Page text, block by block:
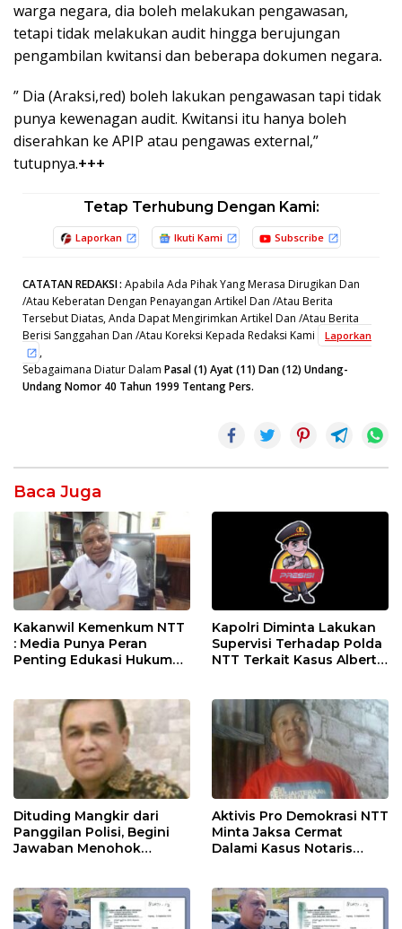
warga negara, dia boleh melakukan pengawasan,
tetapi tidak melakukan audit hingga berujungan
pengambilan kwitansi dan beberapa dokumen negara.
” Dia (Araksi,red) boleh lakukan pengawasan tapi tidak
punya kewenagan audit. Kwitansi itu hanya boleh
diserahkan ke APIP atau pengawas external,”
tutupnya.+++
Tetap Terhubung Dengan Kami:
Laporkan Ikuti Kami Subscribe
CATATAN REDAKSI: Apabila Ada Pihak Yang Merasa Dirugikan Dan
/Atau Keberatan Dengan Penayangan Artikel Dan /Atau Berita
Tersebut Diatas, Anda Dapat Mengirimkan Artikel Dan /Atau Berita
Berisi Sanggahan Dan /Atau Koreksi Kepada Redaksi Kami
Laporkan
,
Sebagaimana Diatur Dalam Pasal (1) Ayat (11) Dan (12) Undang-
Undang Nomor 40 Tahun 1999 Tentang Pers.
Baca Juga
Kakanwil Kemenkum NTT
: Media Punya Peran
Penting Edukasi Hukum
Kapolri Diminta Lakukan
Supervisi Terhadap Polda
NTT Terkait Kasus Albert
Dituding Mangkir dari
Panggilan Polisi, Begini
Jawaban Menohok
Aktivis Pro Demokrasi NTT
Minta Jaksa Cermat
Dalami Kasus Notaris